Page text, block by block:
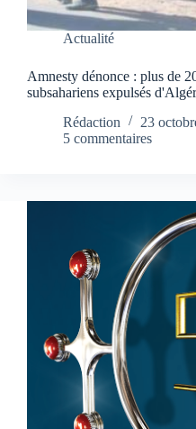
Actualité
Amnesty dénonce : plus de
subsahariens expulsés
Rédaction
23
5 commentaires